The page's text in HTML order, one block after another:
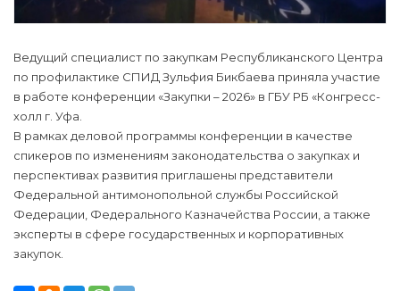
Ведущий специалист по закупкам Республиканского Центра
по профилактике СПИД Зульфия Бикбаева приняла участие
в работе конференции «Закупки – 2026» в ГБУ РБ «Конгресс-
холл г. Уфа.
В рамках деловой программы конференции в качестве
спикеров по изменениям законодательства о закупках и
перспективах развития приглашены представители
Федеральной антимонопольной службы Российской
Федерации, Федерального Казначейства России, а также
эксперты в сфере государственных и корпоративных
закупок.